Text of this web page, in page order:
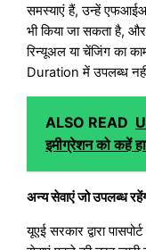
समस्याएं हैं, उन्हें
भी किया जा सकता है,
रिन्यूअल या चेंजिंग का
Duration में उपलब्ध नहीं
ALSO READ
इमीग्रेशन को कहें
अन्य सेवाएं जो उपलब्ध
यूएई सरकार द्वारा